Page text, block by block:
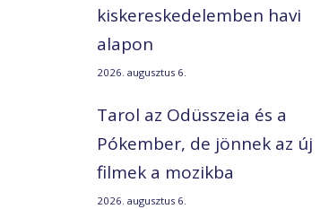
kiskereskedelemben havi
alapon
2026. augusztus 6.
Tarol az Odüsszeia és a
Pókember, de jönnek az új
filmek a mozikba
2026. augusztus 6.